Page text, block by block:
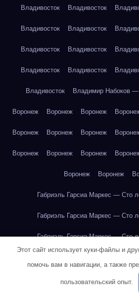
Владивосток Владивосток
Владивосток Владивосток
Владивосток Владивосток
Владивосток Владивосток
Владивосток Владимир Набоков
Воронеж Воронеж Воронеж
Воронеж Воронеж Воронеж
Воронеж Воронеж Воронеж
Воронеж Воронеж
Габриэль Гарсиа Маркес — Сто
Габриэль Гарсиа Маркес — Сто
Габриэль Гарсиа Маркес — Сто
Габриэль Гарсиа Маркес — Сто
Этот сайт использует куки-файлы и
помочь вам в навигации, а также
пользовательский опыт.